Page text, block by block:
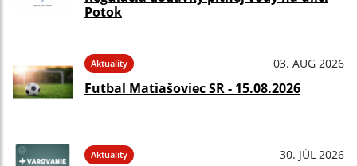
Potok
Aktuality 03. AUG 2026
Futbal Matiašoviec SR - 15.08.2026
Aktuality 30. JÚL 2026